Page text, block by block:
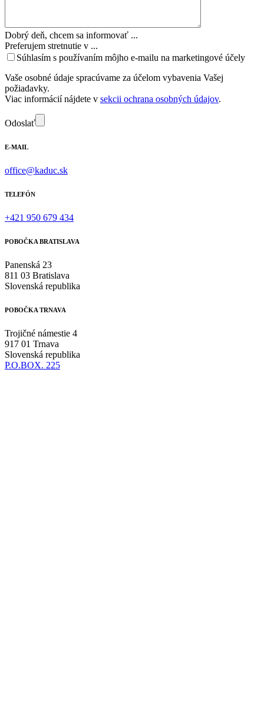
Dobrý deň, chcem sa informovať ...
Preferujem stretnutie v ...
Súhlasím s používaním môjho e-mailu na marketingové účely
Vaše osobné údaje spracúvame za účelom vybavenia Vašej
požiadavky.
Viac informácií nájdete v sekcii ochrana osobných údajov.
Odoslať
E-MAIL
office@kaduc.sk
TELEFÓN
+421 950 679 434
POBOČKA BRATISLAVA
Panenská 23
811 03 Bratislava
Slovenská republika
POBOČKA TRNAVA
Trojičné námestie 4
917 01 Trnava
Slovenská republika
P.O.BOX. 225